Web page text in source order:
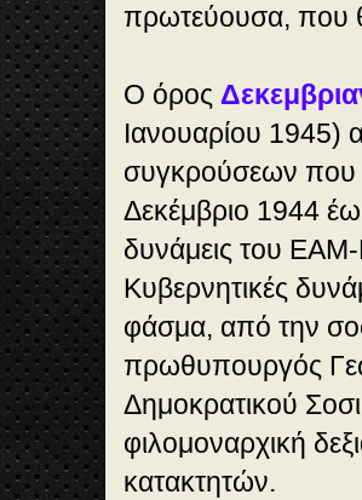
πρωτεύουσα, που
Ο όρος
Ιανουαρίου 1945)
συγκρούσεων που
Δεκέμβριο 1944
δυνάμεις του ΕΑΜ-
Κυβερνητικές
φάσμα, από την
πρωθυπουργός
Δημοκρατικού
φιλομοναρχική
κατακτητών.